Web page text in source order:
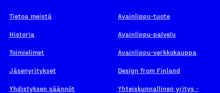
Tietoa meistä
Historia
Toimielimet
Jäsenyritykset
Yhdistyksen säännöt
Avainlippu-tuote
Avainlippu-palvelu
Avainlippu-verkkokauppa
Design from Finland
Yhteiskunnallinen yritys -